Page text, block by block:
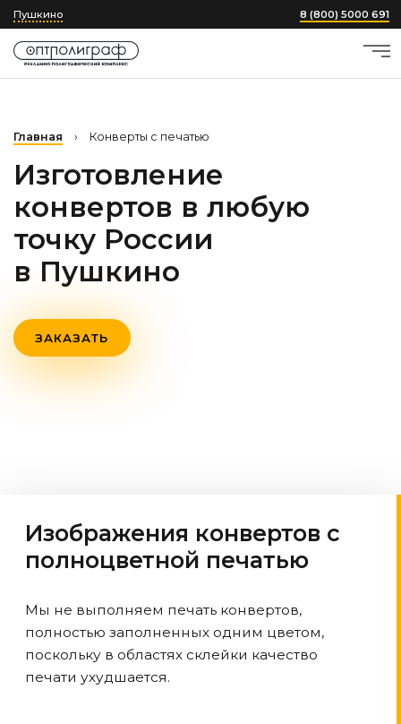
Пушкино 8 (800) 5000 691
Главная › Конверты с печатью
Изготовление
конвертов в любую
точку России
в Пушкино
ЗАКАЗАТЬ
Изображения конвертов с
полноцветной печатью
Мы не выполняем печать конвертов,
полностью заполненных одним цветом,
поскольку в областях склейки качество
печати ухудшается.